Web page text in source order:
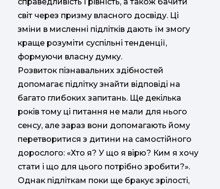
світ через призму власного досвіду. Ці
зміни в мисленні підлітків дають їм змогу
краще розуміти суспільні тенденції,
формуючи власну думку.
Розвиток пізнавальних здібностей
допомагає підлітку знайти відповіді на
багато глибоких запитань. Ще декілька
років тому ці питання не мали для нього
сенсу, але зараз вони допомагають йому
перетворитися з дитини на самостійного
дорослого: «Хто я? У що я вірю? Ким я хочу
стати і що для цього потрібно зробити?».
Однак підліткам поки ще бракує зрілості,